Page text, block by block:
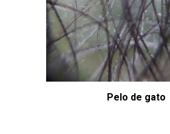
Pelo de gato